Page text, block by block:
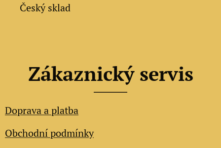
✔ Český sklad
Zákaznický servis
Doprava a platba
Obchodní podmínky